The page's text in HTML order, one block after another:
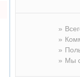
»
»
»
» Мы